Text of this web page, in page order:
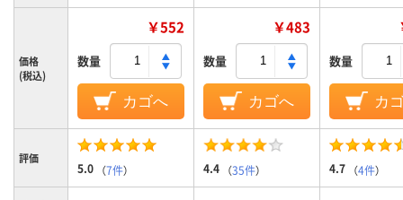
価格
(税込)
￥552
数量
カゴへ
￥483
数量
カゴへ
数量
カ
評価
5.0 （7件） 4.4 （35件） 4.7 （4件）